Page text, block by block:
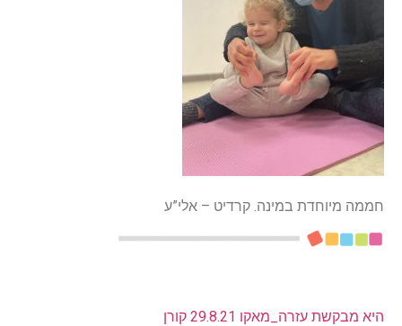
חממה מיוחדת במינה. קרדיט – אלי”ע
היא מבקשת עזרה_מאקו 29.8.21 קורן